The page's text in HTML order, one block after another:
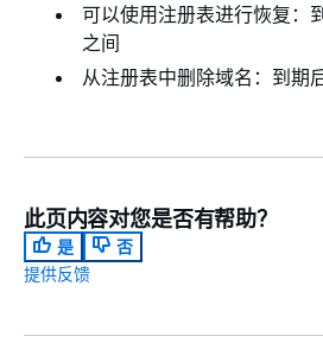
可以使用注册表进行恢复：
之间
从注册表中删除域名：到期
此页内容对您是否有帮助？
是
否
提供反馈